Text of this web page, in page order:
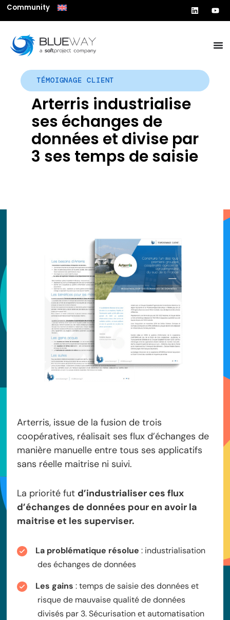
Community
TÉMOIGNAGE CLIENT
Arterris industrialise
ses échanges de
données et divise par
3 ses temps de saisie
Arterris, issue de la fusion de trois
coopératives, réalisait ses flux d’échanges de
manière manuelle entre tous ses applicatifs
sans réelle maitrise ni suivi.
La priorité fut d’industrialiser ces flux
d’échanges de données pour en avoir la
maitrise et les superviser.
La problématique résolue : industrialisation
des échanges de données
Les gains : temps de saisie des données et
risque de mauvaise qualité de données
divisés par 3. Sécurisation et automatisation